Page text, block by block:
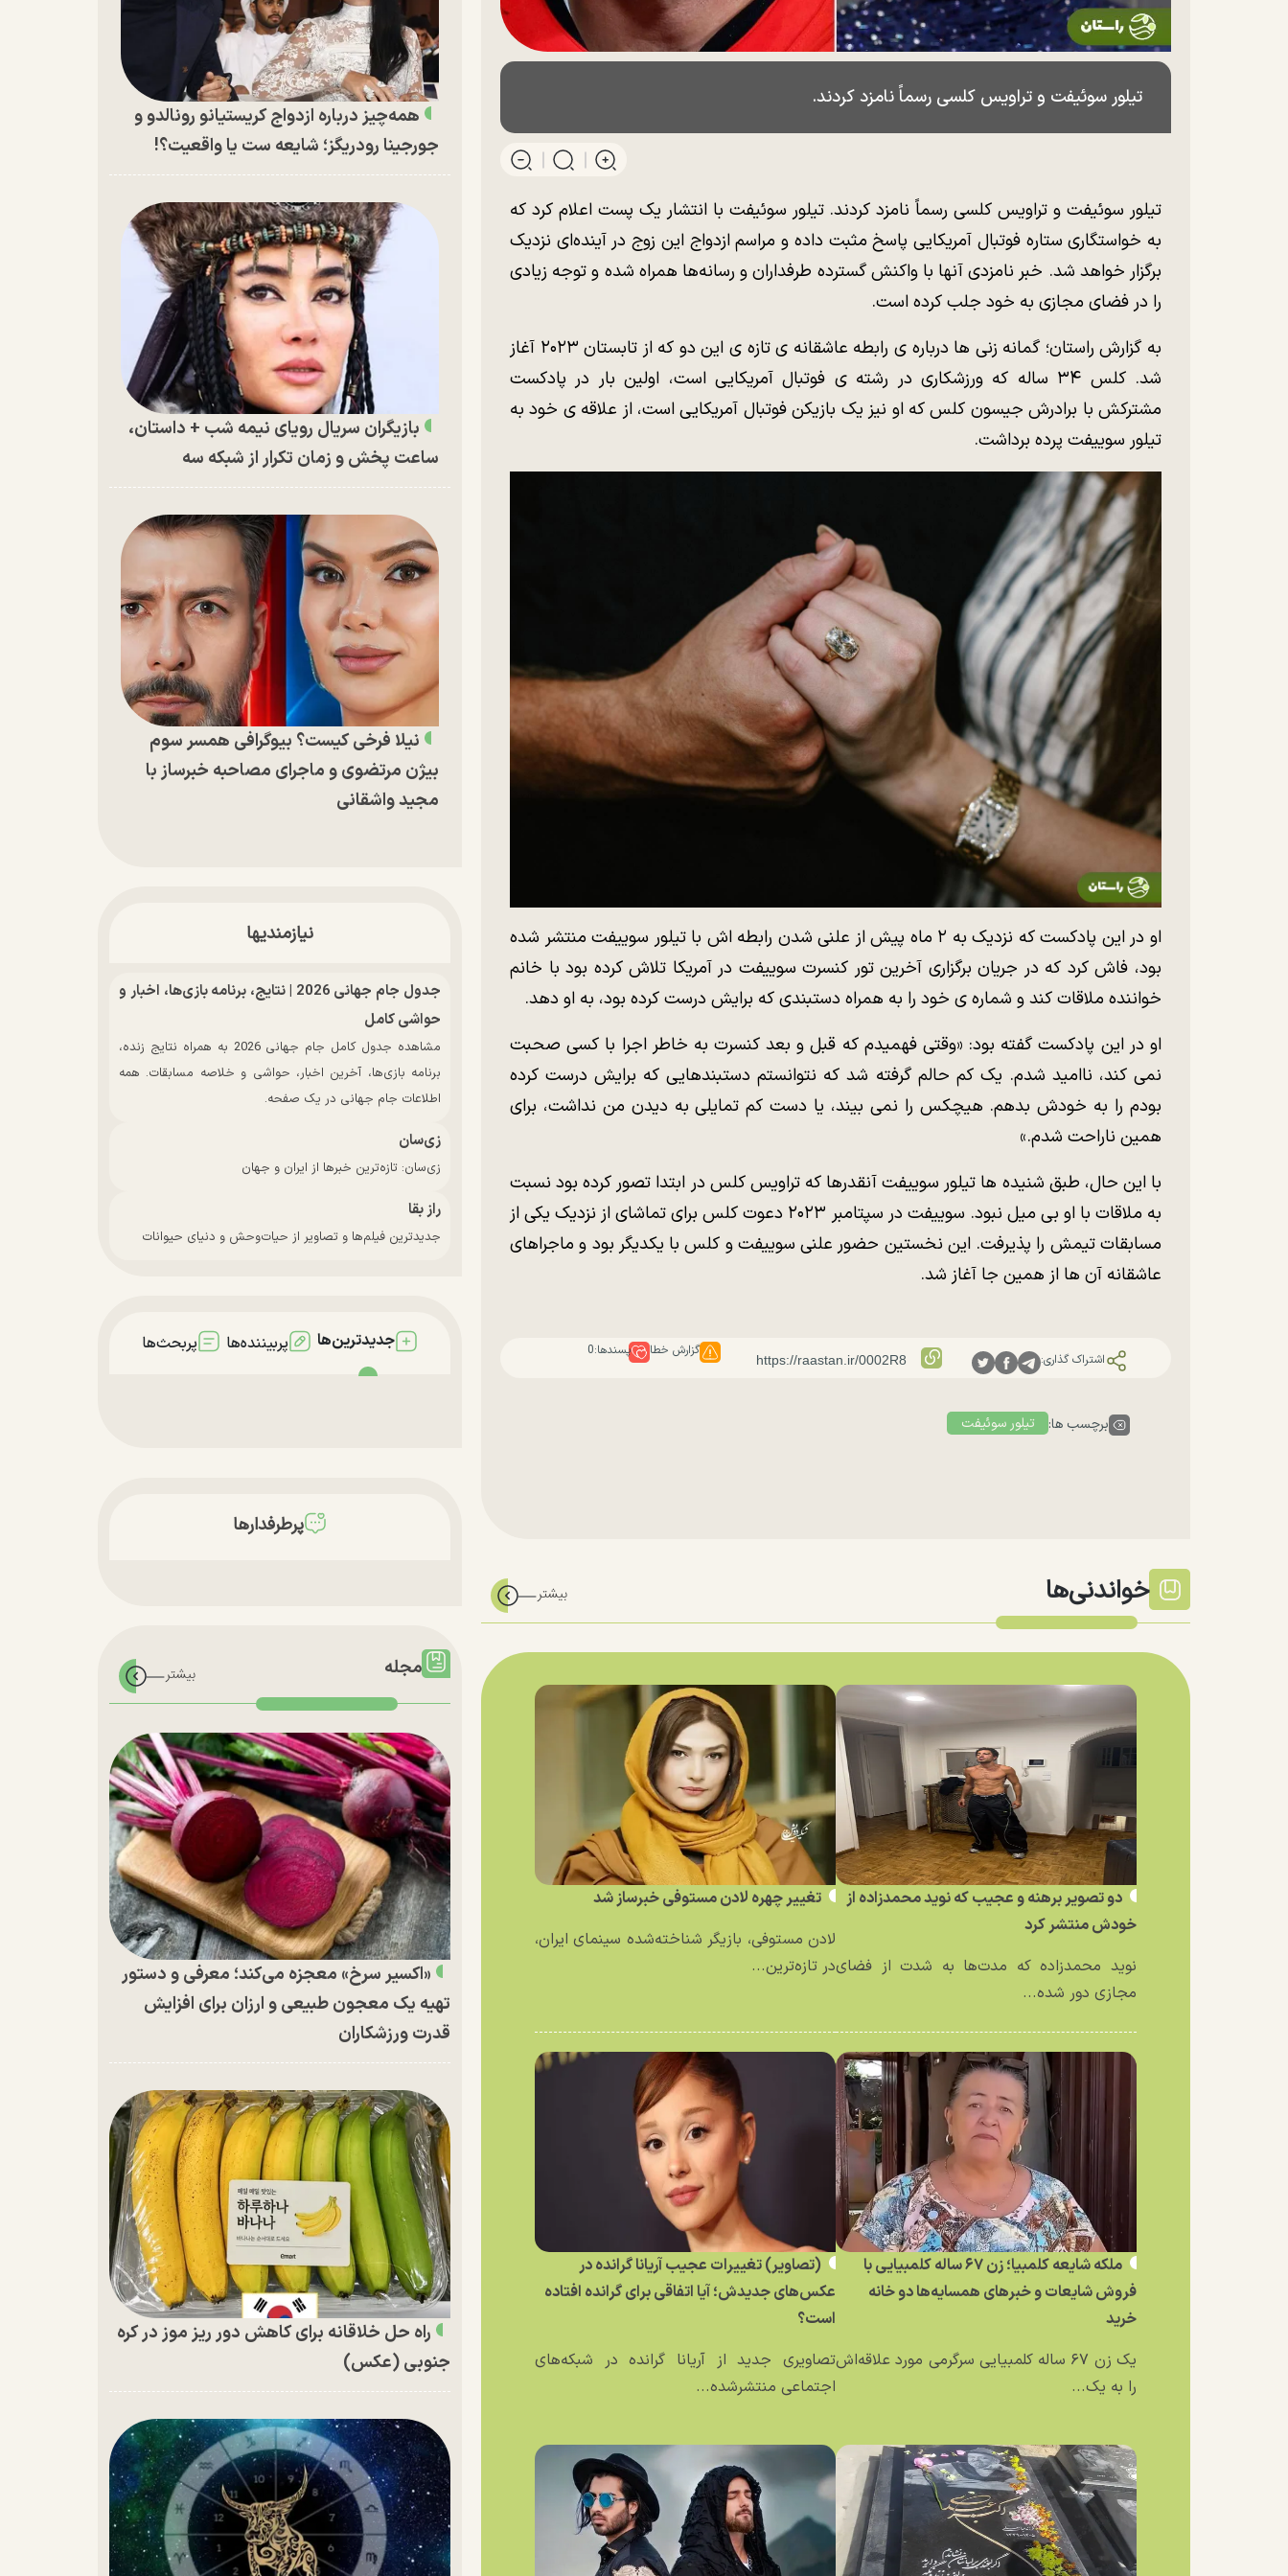
تیلور سوئیفت و تراویس کلسی رسماً نامزد کردند.
تیلور سوئیفت و تراویس کلسی رسماً نامزد کردند. تیلور سوئیفت با انتشار یک پست اعلام کرد که
به خواستگاری ستاره فوتبال آمریکایی پاسخ مثبت داده و مراسم ازدواج این زوج در آینده‌ای نزدیک
برگزار خواهد شد. خبر نامزدی آنها با واکنش گسترده طرفداران و رسانه‌ها همراه شده و توجه زیادی
را در فضای مجازی به خود جلب کرده است.
به گزارش راستان؛ گمانه زنی ها درباره ی رابطه عاشقانه ی تازه ی این دو که از تابستان ۲۰۲۳ آغاز
شد. کلس ۳۴ ساله که ورزشکاری در رشته ی فوتبال آمریکایی است، اولین بار در پادکست
مشترکش با برادرش جیسون کلس که او نیز یک بازیکن فوتبال آمریکایی است، از علاقه ی خود به
تیلور سوییفت پرده برداشت.
او در این پادکست که نزدیک به ۲ ماه پیش از علنی شدن رابطه اش با تیلور سوییفت منتشر شده
بود، فاش کرد که در جریان برگزاری آخرین تور کنسرت سوییفت در آمریکا تلاش کرده بود با خانم
خواننده ملاقات کند و شماره ی خود را به همراه دستبندی که برایش درست کرده بود، به او دهد.
او در این پادکست گفته بود: «وقتی فهمیدم که قبل و بعد کنسرت به خاطر اجرا با کسی صحبت
نمی کند، ناامید شدم. یک کم حالم گرفته شد که نتوانستم دستبندهایی که برایش درست کرده
بودم را به خودش بدهم. هیچکس را نمی بیند، یا دست کم تمایلی به دیدن من نداشت، برای
همین ناراحت شدم.»
با این حال، طبق شنیده ها تیلور سوییفت آنقدرها که تراویس کلس در ابتدا تصور کرده بود نسبت
به ملاقات با او بی میل نبود. سوییفت در سپتامبر ۲۰۲۳ دعوت کلس برای تماشای از نزدیک یکی از
مسابقات تیمش را پذیرفت. این نخستین حضور علنی سوییفت و کلس با یکدیگر بود و ماجراهای
عاشقانه آن ها از همین جا آغاز شد.
اشتراک گذاری:
گزارش خطا پسندها:0
برچسب ها: تیلور سوئیفت
خواندنی‌ها
دو تصویر برهنه و عجیب که نوید محمدزاده از
خودش منتشر کرد
نوید محمدزاده که مدت‌ها به شدت از فضای
مجازی دور شده...
تغییر چهره لادن مستوفی خبرساز شد
لادن مستوفی، بازیگر شناخته‌شده سینمای ایران،
در تازه‌ترین...
ملکه شایعه کلمبیا؛ زن ۶۷ ساله کلمبیایی با
فروش شایعات و خبر‌های همسایه‌ها دو خانه
خرید
یک زن ۶۷ ساله کلمبیایی سرگرمی مورد علاقه‌اش
را به یک...
(تصاویر) تغییرات عجیب آریانا گرانده در
عکس‌های جدیدش؛ آیا اتفاقی برای گرانده افتاده
است؟
تصاویری جدید از آریانا گرانده در شبکه‌های
اجتماعی منتشرشده...
همه‌چیز درباره ازدواج کریستیانو رونالدو و
جورجینا رودریگز؛ شایعه ست یا واقعیت؟!
بازیگران سریال رویای نیمه شب + داستان،
ساعت پخش و زمان تکرار از شبکه سه
نیلا فرخی کیست؟ بیوگرافی همسر سوم
بیژن مرتضوی و ماجرای مصاحبه خبرساز با
مجید واشقانی
نیازمندیها
جدول جام جهانی 2026 | نتایج، برنامه بازی‌ها، اخبار و
حواشی کامل
مشاهده جدول کامل جام جهانی 2026 به همراه نتایج زنده،
برنامه بازی‌ها، آخرین اخبار، حواشی و خلاصه مسابقات. همه
اطلاعات جام جهانی در یک صفحه.
زی‌سان
زی‌سان: تازه‌ترین خبرها از ایران و جهان
راز بقا
جدیدترین فیلم‌ها و تصاویر از حیات‌وحش و دنیای حیوانات
جدیدترین‌ها پربیننده‌ها پربحث‌ها
پرطرفدارها
مجله
«اکسیر سرخ» معجزه می‌کند؛ معرفی و دستور
تهیه یک معجون طبیعی و ارزان برای افزایش
قدرت ورزشکاران
راه حل خلاقانه برای کاهش دور ریز موز در کره
جنوبی (عکس)